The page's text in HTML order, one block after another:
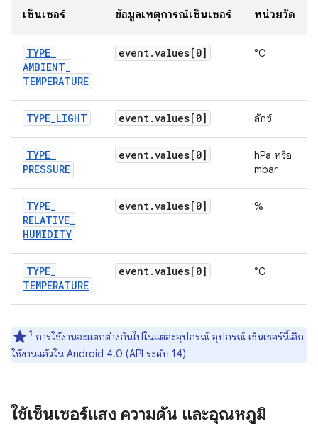
เซ็นเซอร์ ข้อมูลเหตุการณ์เซ็นเซอร์ หน่วยวัด
TYPE_
AMBIENT_
TEMPERATURE
event.values[0] °C
TYPE_LIGHT event.values[0] ลักซ์
TYPE_
PRESSURE
event.values[0]
hPa หรือ
mbar
TYPE_
RELATIVE_
HUMIDITY
event.values[0] %
TYPE_
TEMPERATURE
event.values[0] °C
1 การใช้งานจะแตกต่างกันไปในแต่ละอุปกรณ์ อุปกรณ์ เซ็นเซอร์นี้เลิก
ใช้งานแล้วใน Android 4.0 (API ระดับ 14)
ใช้เซ็นเซอร์แสง ความดัน และอุณหภูมิ